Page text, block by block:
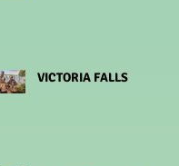
VICTORIA FALLS